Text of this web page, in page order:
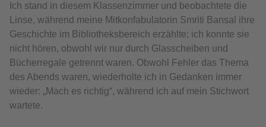
Ich stand in diesem Klassenzimmer und beobachtete die
Linse, während meine Mitkonfabulatorin Smriti Bansal ihre
Geschichte im Bibliotheksbereich erzählte; ich konnte sie
nicht hören, obwohl wir nur durch Glasscheiben und
Bücherregale getrennt waren. Obwohl Fehler das Thema
des Abends waren, wiederholte ich in Gedanken immer
wieder: „Mach es richtig“, während ich auf mein Stichwort
wartete.